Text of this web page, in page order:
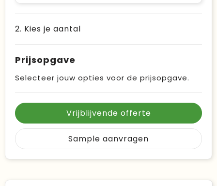
2. Kies je aantal
Prijsopgave
Selecteer jouw opties voor de prijsopgave.
Vrijblijvende offerte
Sample aanvragen